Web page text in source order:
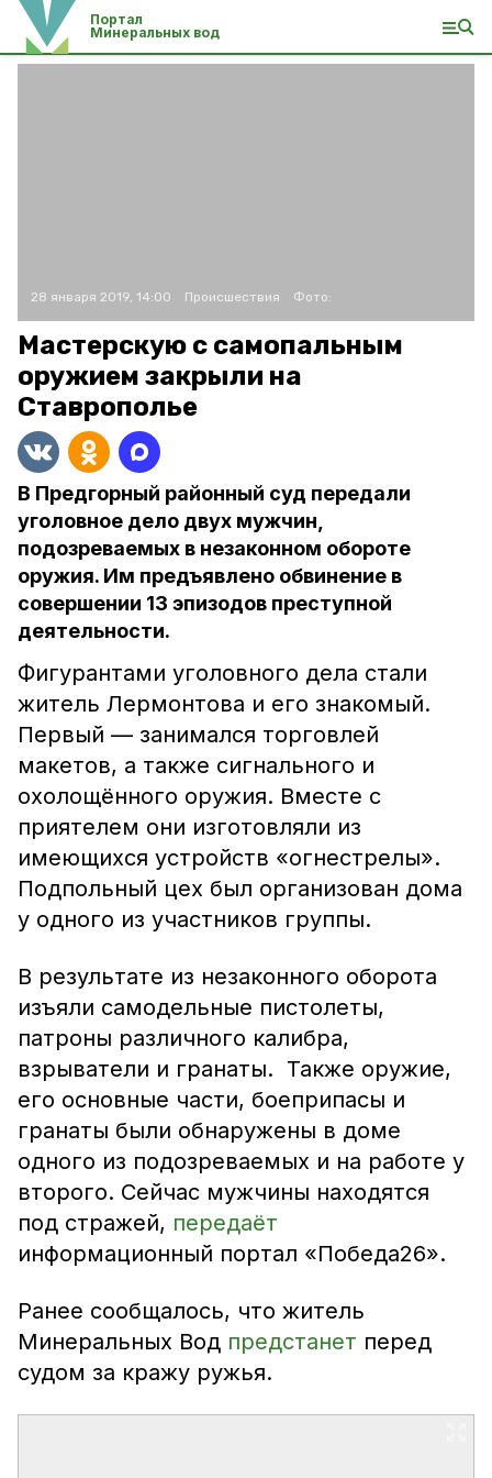
Портал
Минеральных вод
28 января 2019, 14:00 Происшествия Фото:
Мастерскую с самопальным
оружием закрыли на
Ставрополье
В Предгорный районный суд передали
уголовное дело двух мужчин,
подозреваемых в незаконном обороте
оружия. Им предъявлено обвинение в
совершении 13 эпизодов преступной
деятельности.
Фигурантами уголовного дела стали
житель Лермонтова и его знакомый.
Первый — занимался торговлей
макетов, а также сигнального и
охолощённого оружия. Вместе с
приятелем они изготовляли из
имеющихся устройств «огнестрелы».
Подпольный цех был организован дома
у одного из участников группы.
В результате из незаконного оборота
изъяли самодельные пистолеты,
патроны различного калибра,
взрыватели и гранаты. Также оружие,
его основные части, боеприпасы и
гранаты были обнаружены в доме
одного из подозреваемых и на работе у
второго. Сейчас мужчины находятся
под стражей, передаёт
информационный портал «Победа26».
Ранее сообщалось, что житель
Минеральных Вод предстанет перед
судом за кражу ружья.